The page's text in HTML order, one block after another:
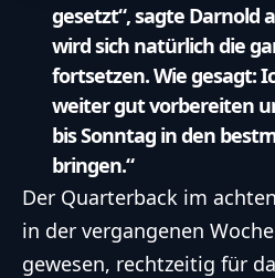
gesetzt“, sagte Darnold
wird sich natürlich die
fortsetzen. Wie gesagt:
weiter gut vorbereiten
bis Sonntag in den
bringen.“
Der Quarterback im
in der vergangenen Woche
gewesen, rechtzeitig für